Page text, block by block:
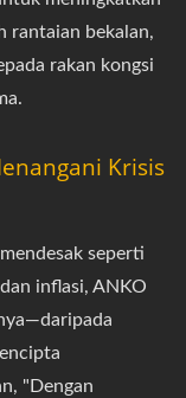
rantaian bekalan,
rakan kongsi
Krisis
seperti
inflasi, ANKO
"Dengan